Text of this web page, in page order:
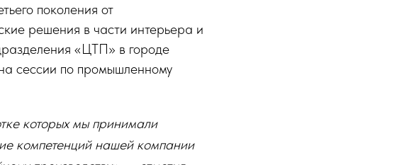
поколения от
решения в части интерьера и
«ЦТП» в городе
сессии по промышленному
которых мы принимали
компетенций нашей компании